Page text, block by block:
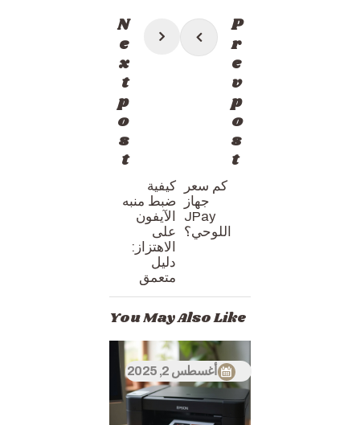
تصفّح
المقالات
P
r
e
v
p
o
s
t
كم سعر
جهاز
JPay
اللوحي؟
N
e
x
t
p
o
s
t
كيفية
ضبط منبه
الآيفون
على
الاهتزاز:
دليل
متعمق
You May Also Like
أغسطس 2, 2025